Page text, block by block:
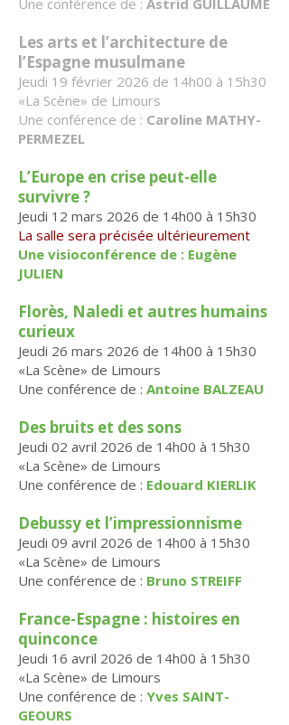
Une conférence de : Astrid GUILLAUME
Les arts et l’architecture de
l’Espagne musulmane
Jeudi 19 février 2026 de 14h00 à 15h30
«La Scène» de Limours
Une conférence de : Caroline MATHY-
PERMEZEL
L’Europe en crise peut-elle
survivre ?
Jeudi 12 mars 2026 de 14h00 à 15h30
La salle sera précisée ultérieurement
Une visioconférence de : Eugène
JULIEN
Florès, Naledi et autres humains
curieux
Jeudi 26 mars 2026 de 14h00 à 15h30
«La Scène» de Limours
Une conférence de : Antoine BALZEAU
Des bruits et des sons
Jeudi 02 avril 2026 de 14h00 à 15h30
«La Scène» de Limours
Une conférence de : Edouard KIERLIK
Debussy et l’impressionnisme
Jeudi 09 avril 2026 de 14h00 à 15h30
«La Scène» de Limours
Une conférence de : Bruno STREIFF
France-Espagne : histoires en
quinconce
Jeudi 16 avril 2026 de 14h00 à 15h30
«La Scène» de Limours
Une conférence de : Yves SAINT-
GEOURS